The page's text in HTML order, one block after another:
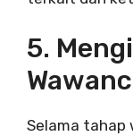
5.
Selama tahap